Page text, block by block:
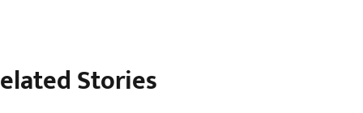
Stories